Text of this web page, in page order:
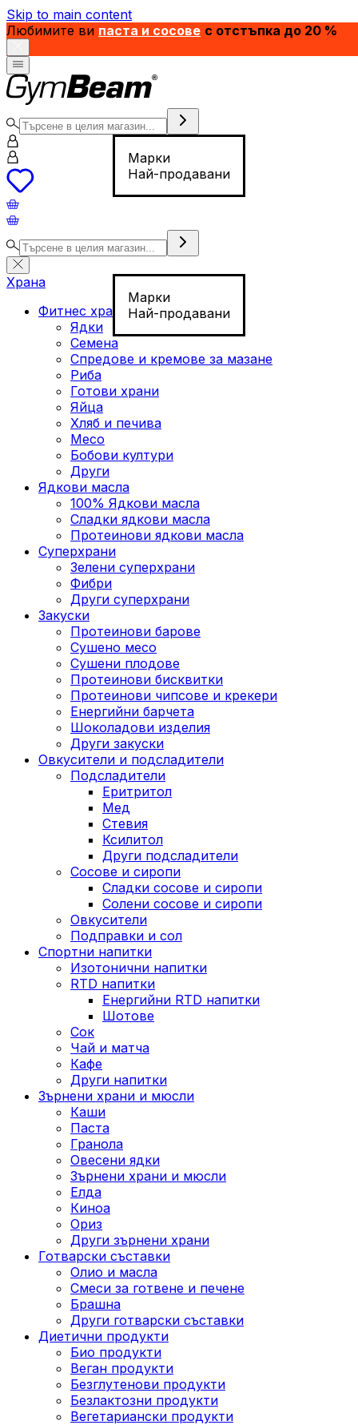
Skip to main content
Любимите ви паста и сосове с отстъпка до 20 %
Марки
Най-продавани
Марки
Най-продавани
Храна
Фитнес храна
Ядки
Семена
Спредове и кремове за мазане
Риба
Готови храни
Яйца
Хляб и печива
Месо
Бобови култури
Други
Ядкови масла
100% Ядкови масла
Сладки ядкови масла
Протеинови ядкови масла
Суперхрани
Зелени суперхрани
Фибри
Други суперхрани
3акуски
Протеинови бaрове
Сушено месо
Сушени плодове
Протеинови бисквитки
Протеинови чипсове и крекери
Енергийни барчета
Шоколадови изделия
Други закуски
Овкусители и подсладители
Подсладители
Еритритол
Мед
Стевия
Ксилитол
Други подсладители
Сосове и сиропи
Сладки сосове и сиропи
Солени сосове и сиропи
Овкусители
Подправки и сол
Спортни напитки
Изотонични напитки
RTD напитки
Енергийни RTD напитки
Шотове
Сок
Чай и матча
Кафе
Други напитки
Зърнени храни и мюсли
Каши
Паста
Гранола
Овесени ядки
Зърнени храни и мюсли
Елда
Киноа
Ориз
Други зърнени храни
Готварски съставки
Олио и масла
Смеси за готвене и печене
Брашна
Други готварски съставки
Диетични продукти
Био продукти
Веган продукти
Безглутенови продукти
Безлактозни продукти
Вегетариански продукти